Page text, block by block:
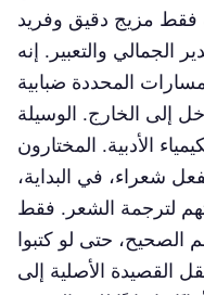
فقط مزيج دقيق وفريد
الجمالي والتعبير. إنه
المحددة ضبابية
إلى الخارج. الوسيلة
الأدبية. المختارون
شعراء، في البداية،
لترجمة الشعر. فقط
الصحيح، حتى لو كتبوا
القصيدة الأصلية إلى